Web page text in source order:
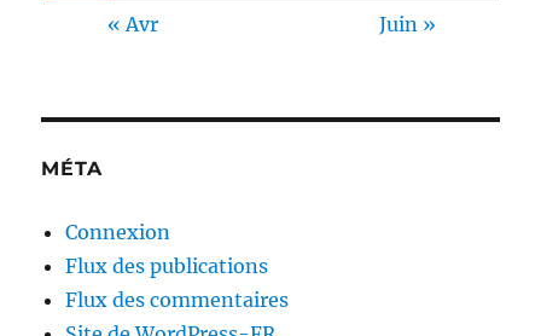
« Avr Juin »
MÉTA
Connexion
Flux des publications
Flux des commentaires